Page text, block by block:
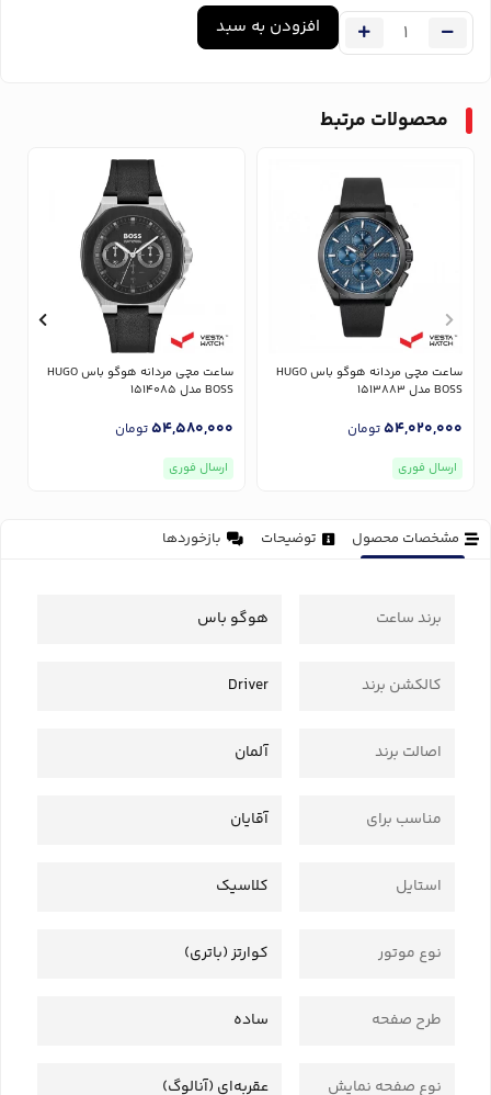
افزودن به سبد
محصولات مرتبط
ساعت مچی مردانه هوگو باس HUGO
BOSS مدل 1513883
54,020,000تومان
ارسال فوری
ساعت مچی مردانه هوگو باس HUGO
BOSS مدل 1514085
54,580,000تومان
ارسال فوری
مشخصات محصول توضیحات بازخوردها
برند ساعت هوگو باس
کالکشن برند Driver
اصالت برند آلمان
مناسب برای آقایان
استایل کلاسیک
نوع موتور کوارتز (باتری)
طرح صفحه ساده
نوع صفحه نمایش عقربه‌ای (آنالوگ)